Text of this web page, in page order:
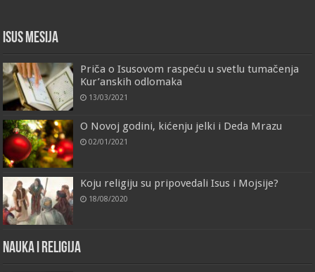
Isus Mesija
Priča o Isusovom raspeću u svetlu tumačenja
Kur’anskih odlomaka
13/03/2021
O Novoj godini, kićenju jelki i Deda Mrazu
02/01/2021
Koju religiju su pripovedali Isus i Mojsije?
18/08/2020
Nauka i religija